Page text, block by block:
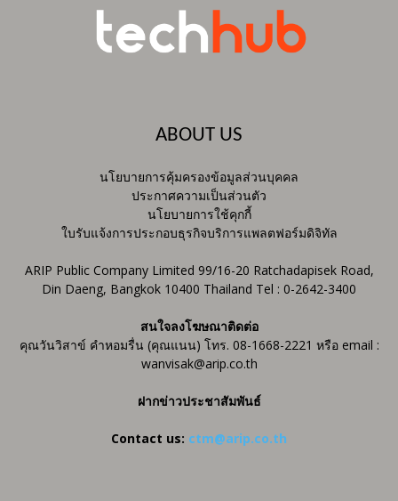
ABOUT US
นโยบายการคุ้มครองข้อมูลส่วนบุคคล
ประกาศความเป็นส่วนตัว
นโยบายการใช้คุกกี้
ใบรับแจ้งการประกอบธุรกิจบริการแพลตฟอร์มดิจิทัล
ARIP Public Company Limited 99/16-20 Ratchadapisek Road,
Din Daeng, Bangkok 10400 Thailand Tel : 0-2642-3400
สนใจลงโฆษณาติดต่อ
คุณวันวิสาข์ คำหอมรื่น (คุณแนน) โทร. 08-1668-2221 หรือ email :
wanvisak@arip.co.th
ฝากข่าวประชาสัมพันธ์
Contact us: ctm@arip.co.th